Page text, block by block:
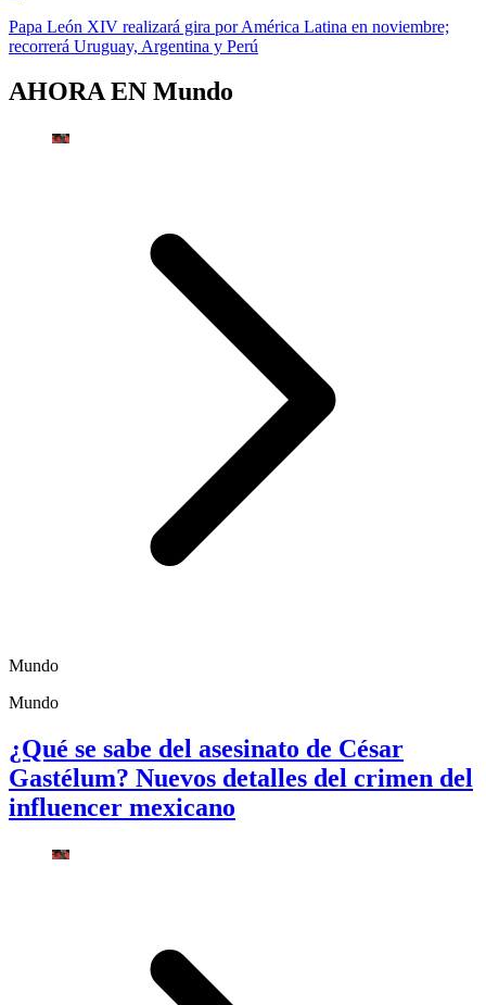
Papa León XIV realizará gira por América Latina en noviembre;
recorrerá Uruguay, Argentina y Perú
AHORA EN Mundo
Mundo
Mundo
¿Qué se sabe del asesinato de César
Gastélum? Nuevos detalles del crimen del
influencer mexicano